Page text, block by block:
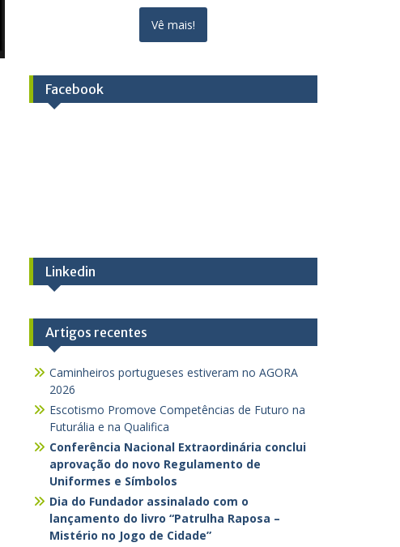
Vê mais!
Facebook
Linkedin
Artigos recentes
Caminheiros portugueses estiveram no AGORA
2026
Escotismo Promove Competências de Futuro na
Futurália e na Qualifica
Conferência Nacional Extraordinária conclui
aprovação do novo Regulamento de
Uniformes e Símbolos
Dia do Fundador assinalado com o
lançamento do livro “Patrulha Raposa –
Mistério no Jogo de Cidade”